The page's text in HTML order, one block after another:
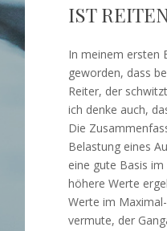
IST
In meinem ersten
geworden, dass
Reiter, der
ich denke auch,
Die
Belastung eines
eine gute Basis
höhere Werte
Werte im
vermute, der